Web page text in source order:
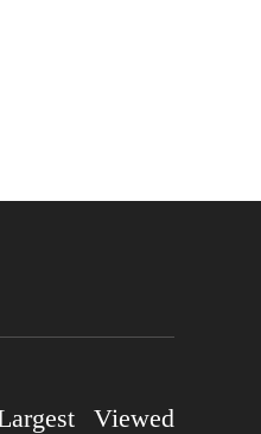
Viewed